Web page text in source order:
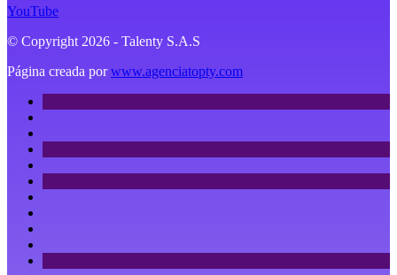
YouTube
© Copyright 2026 - Talenty S.A.S
Página creada porwww.agenciatopty.com